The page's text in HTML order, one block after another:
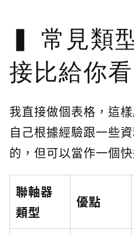
常見類
接比給你看
我直接做個表格，這
自己根據經驗跟一些
的，但可以當作一個快
聯軸器
類型
優點